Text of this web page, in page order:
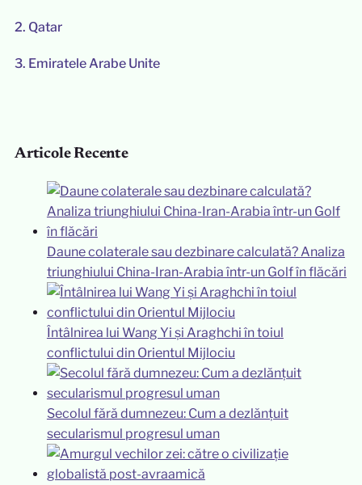
2. Qatar
3. Emiratele Arabe Unite
Articole Recente
Daune colaterale sau dezbinare calculată? Analiza
triunghiului China-Iran-Arabia într-un Golf în flăcări
Întâlnirea lui Wang Yi și Araghchi în toiul
conflictului din Orientul Mijlociu
Secolul fără dumnezeu: Cum a dezlănțuit
secularismul progresul uman